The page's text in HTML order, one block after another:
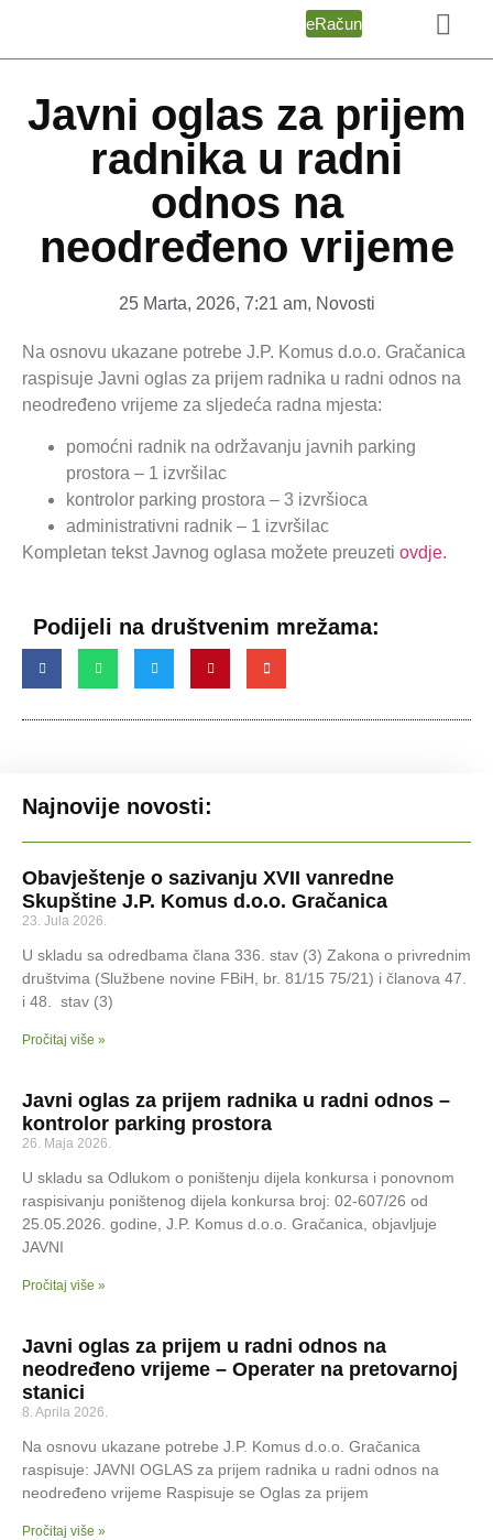
eRačun
Javni oglas za prijem
radnika u radni
odnos na
neodređeno vrijeme
25 Marta, 2026, 7:21 am, Novosti
Na osnovu ukazane potrebe J.P. Komus d.o.o. Gračanica
raspisuje Javni oglas za prijem radnika u radni odnos na
neodređeno vrijeme za sljedeća radna mjesta:
pomoćni radnik na održavanju javnih parking
prostora – 1 izvršilac
kontrolor parking prostora – 3 izvršioca
administrativni radnik – 1 izvršilac
Kompletan tekst Javnog oglasa možete preuzeti ovdje.
Podijeli na društvenim mrežama:
Najnovije novosti:
Obavještenje o sazivanju XVII vanredne
Skupštine J.P. Komus d.o.o. Gračanica
23. Jula 2026.
U skladu sa odredbama člana 336. stav (3) Zakona o privrednim
društvima (Službene novine FBiH, br. 81/15 75/21) i članova 47.
i 48. stav (3)
Pročitaj više »
Javni oglas za prijem radnika u radni odnos –
kontrolor parking prostora
26. Maja 2026.
U skladu sa Odlukom o poništenju dijela konkursa i ponovnom
raspisivanju poništenog dijela konkursa broj: 02-607/26 od
25.05.2026. godine, J.P. Komus d.o.o. Gračanica, objavljuje
JAVNI
Pročitaj više »
Javni oglas za prijem u radni odnos na
neodređeno vrijeme – Operater na pretovarnoj
stanici
8. Aprila 2026.
Na osnovu ukazane potrebe J.P. Komus d.o.o. Gračanica
raspisuje: JAVNI OGLAS za prijem radnika u radni odnos na
neodređeno vrijeme Raspisuje se Oglas za prijem
Pročitaj više »